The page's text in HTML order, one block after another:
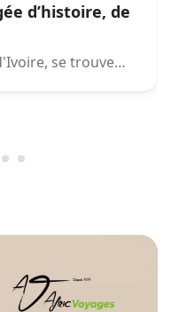
d’histoire, de
se trouve…